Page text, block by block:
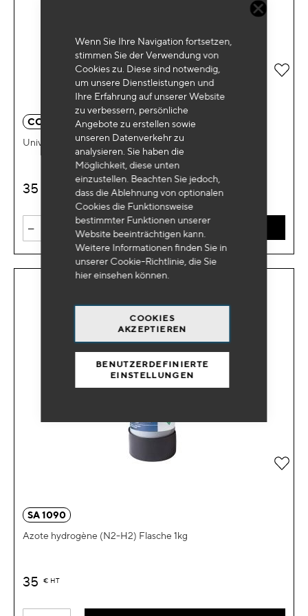
Wenn Sie Ihre Navigation fortsetzen,
stimmen Sie der Verwendung von
Cookies zu. Diese sind notwendig,
um unsere Dienstleistungen und
Ihre Erfahrung auf unserer Website
zu verbessern, persönliche
Angebote zu erstellen sowie
unseren Datenverkehr zu
analysieren. Sie haben die
Möglichkeit, diese unten
einzustellen. Beachten Sie jedoch,
dass die Ablehnung von optionalen
Cookies die Funktionsweise
bestimmter Funktionen unserer
Website beeinträchtigen kann.
Weitere Informationen finden Sie in
unserer Cookie-Richtlinie, die Sie
hiereinsehen können.
COOKIES
AKZEPTIEREN
BENUTZERDEFINIERTE
EINSTELLUNGEN
CO 4081
Universelles Klimaanlagenöl PAG 1l
35
-
Zur
SA 1090
Azote hydrogène (N2-H2) Flasche 1kg
35 € HT
Zur